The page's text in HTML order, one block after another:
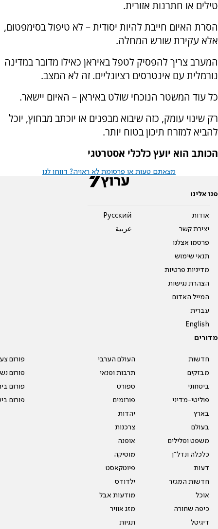
טילים או חתרנות אזורית.
הסרת האיום חייבת להיות יסודית – לא טיפול בסימפטום,
אלא עקירת שורש המחלה.
המערב צריך להפסיק לטפל באיראן כאילו מדובר במדינה
נורמלית עם אינטרסים רציונליים. זה לא המצב.
כל עוד המשטר הנוכחי שולט באיראן – האיום יישאר.
רק שינוי עומק, כזה שיבוא מבפנים או יוכתב מבחוץ, יוכל
להביא למזרח תיכון בטוח יותר.
הכותב הוא יועץ כלכלי אסטרטגי
מצאתם טעות או פרסומת לא ראויה? דווחו לנו
פנו אלינו
אודות
יצירת קשר
פרסמו אצלנו
תנאי שימוש
מדיניות פרטיות
הצהרת נגישות
המייל האדום
עברית
English
Pусский
عربية
מדורים
חדשות
מבזקים
ביטחוני
פוליטי-מדיני
בארץ
בעולם
משפט ופלילים
כלכלה ונדל"ן
דעות
חדשות המגזר
אוכל
כיפה שחורה
דיגיטל
העולם הערבי
תרבות ופנאי
ספורט
פורומים
יהדות
צרכנות
אופנה
מוסיקה
פיוטקאסט
ילדודס
מודעות אבל
מזג אוויר
תגיות
פורום
פורום
פורום
פורום